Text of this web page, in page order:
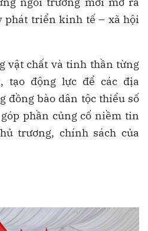
phát triển kinh tế – xã hội
vật chất và tinh thần từng
tạo động lực để các địa
đồng bào dân tộc thiểu số
phần củng cố niềm tin
trương, chính sách của